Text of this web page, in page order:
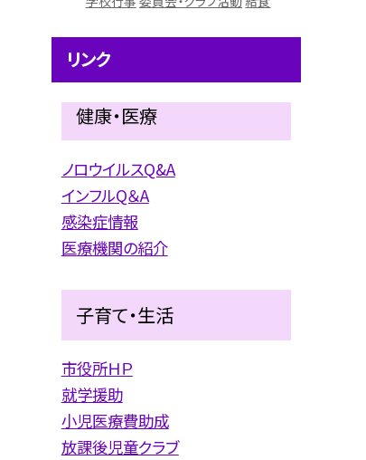
リンク
健康・医療
ノロウイルスQ&A
インフルQ＆A
感染症情報
医療機関の紹介
子育て・生活
市役所ＨＰ
就学援助
小児医療費助成
放課後児童クラブ